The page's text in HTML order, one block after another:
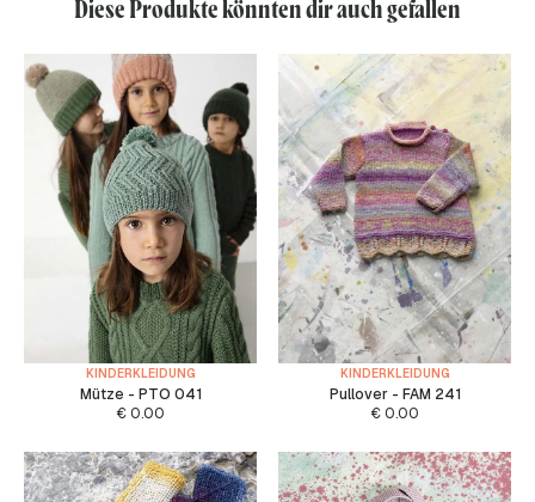
Diese Produkte könnten dir auch gefallen
KINDERKLEIDUNG
Mütze - PTO 041
€ 0.00
KINDERKLEIDUNG
Pullover - FAM 241
€ 0.00